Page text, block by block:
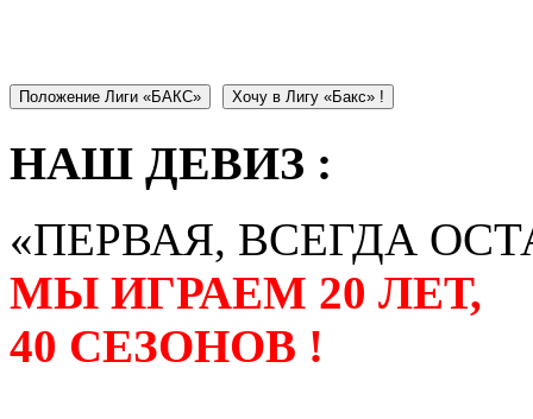
Положение Лиги «БАКС» Хочу в Лигу «Бакс» !
НАШ ДЕВИЗ :
«ПЕРВАЯ, ВСЕГДА
МЫ ИГРАЕМ 20 ЛЕТ,
40 СЕЗОНОВ !